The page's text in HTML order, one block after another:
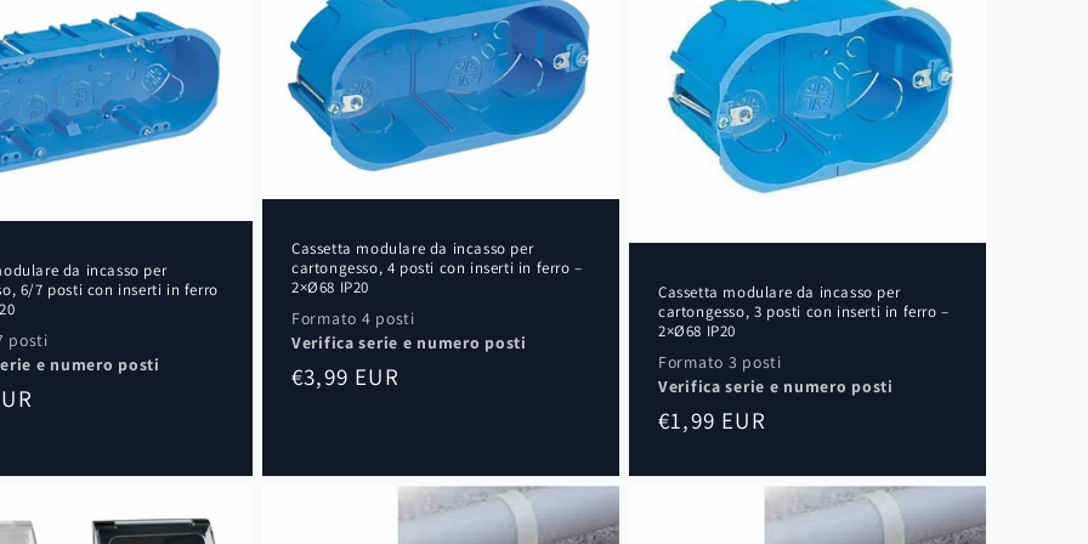
da incasso per
6/7 posti con inserti in ferro
posti
e numero posti
Cassetta modulare da incasso per
cartongesso, 4 posti con inserti in ferro –
2×Ø68 IP20
Formato 4 posti
Verifica serie e numero posti
Prezzo
€3,99 EUR
Cassetta modulare da incasso per
cartongesso, 3 posti con inserti in ferro –
2×Ø68 IP20
Formato 3 posti
Verifica serie e numero posti
Prezzo
listino
€1,99 EUR